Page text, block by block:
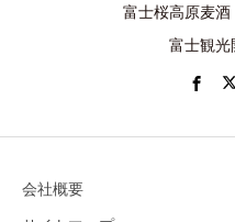
富士桜高原麦酒
富士観光
会社概要